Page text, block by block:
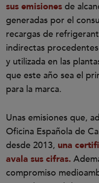
sus emisiones de
generadas por el
recargas de
indirectas
y utilizada en las
que este año sea el
para la marca.
Unas emisiones que,
Oficina Española de
desde 2013, una
avala sus cifras.
compromiso